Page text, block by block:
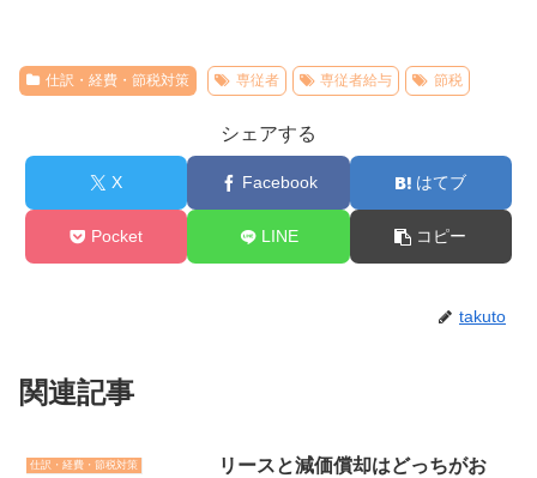
仕訳・経費・節税対策 専従者 専従者給与 節税
シェアする
X Facebook はてブ
Pocket LINE コピー
takuto
関連記事
仕訳・経費・節税対策
リースと減価償却はどっちがお